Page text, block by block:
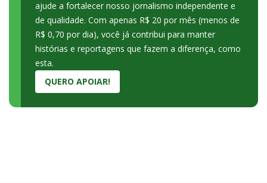
ajude a fortalecer nosso jornalismo independente e
de qualidade. Com apenas R$ 20 por mês (menos de
R$ 0,70 por dia), você já contribui para manter
histórias e reportagens que fazem a diferença, como
esta.
QUERO APOIAR!